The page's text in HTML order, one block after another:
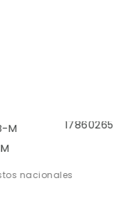
nacionales